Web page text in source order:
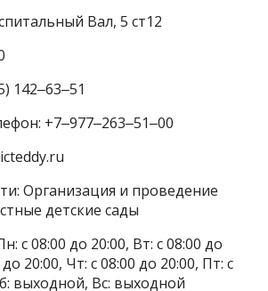
Вал, 5 ст12
142‒63‒51
+7‒977‒263‒51‒00
Организация и проведение
детские сады
с 08:00 до 20:00, Вт: с 08:00 до
20:00, Чт: с 08:00 до 20:00, Пт: с
выходной, Вс: выходной